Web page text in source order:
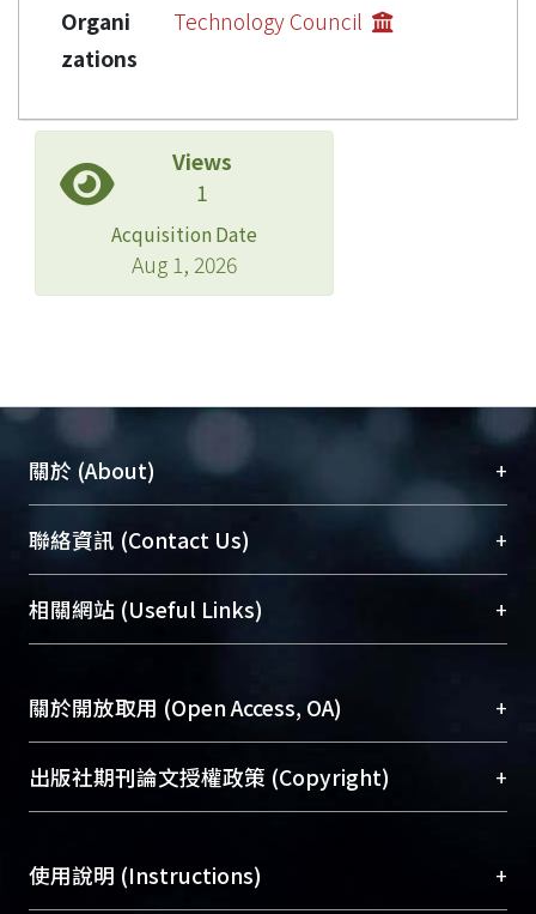
Organi
zations
Technology Council
Views
1
Acquisition Date
Aug 1, 2026
關於 (About) +
臺大位居世界頂尖大學之列，為永久珍藏及向國際
展現本校豐碩的研究成果及學術能量，圖書館整合
機構典藏（NTUR）與學術庫（AH）不同功能平
台，成為臺大學術典藏NTU scholars。期能整合研
成果。
To permanently archive and promote researcher
profiles and scholarly works, Library integrates the
services of “NTU Repository” with “Academic
聯絡資訊 (Contact Us) +
總館學科館員(Main Library)
醫學圖書館學科館員(Medical Library)
Sciences Library)
相關網站 (Useful Links) +
關於開放取用 (Open Access, OA) +
開放取用是從使用者角度提升資訊取用性的社會運
動，應用在學術研究上是透過將研究著作公開供使
用逐年攀升。同時可加速研究發展、提升研究影響
出版社期刊論文授權政策 (Copyright) +
含部分內容的版權非匯入者所有，或由第三方贊
助與合作完成，請確認該版權所有者及第三方同
使用說明 (Instructions) +